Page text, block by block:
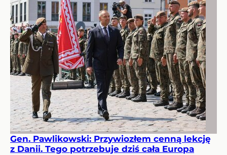
Gen. Pawlikowski: Przywiozłem cenną lekcję
z Danii. Tego potrzebuje dziś cała Europa